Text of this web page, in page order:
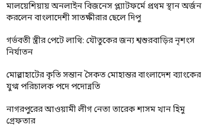
মালয়েশিয়ায় অনলাইন বিজনেস প্ল্যাটফর্মে প্রথম স্থান অর্জন
করলেন বাংলাদেশী সাতক্ষীরার ছেলে দিপু
গর্ভবতী স্ত্রীর পেটে লাথি: যৌতুকের জন্য শ্বশুরবাড়ির নৃশংস
নির্যাতন
মোল্লাহাটের কৃতি সন্তান সৈকত মোহান্তর বাংলাদেশ ব্যাংকের
যুগ্ম পরিচালক পদে পদোন্নতি
নাগরপুরের আওয়ামী লীগ নেতা তারেক শাসম খান হিমু
গ্রেফতার